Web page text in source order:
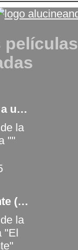
películas
Contraté a un asesino a sueldo (1990)
El inocente (2022)